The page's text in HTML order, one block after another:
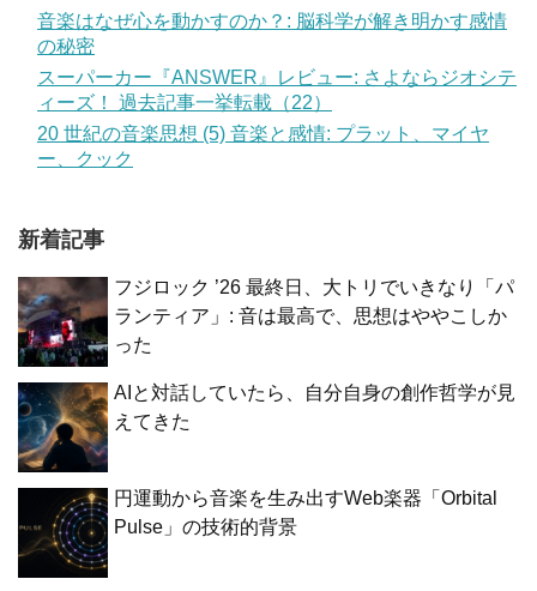
音楽はなぜ心を動かすのか？: 脳科学が解き明かす感情
の秘密
スーパーカー『ANSWER』レビュー: さよならジオシテ
ィーズ！ 過去記事一挙転載（22）
20 世紀の音楽思想 (5) 音楽と感情: プラット、マイヤ
ー、クック
新着記事
フジロック ’26 最終日、大トリでいきなり「パ
ランティア」: 音は最高で、思想はややこしか
った
AIと対話していたら、自分自身の創作哲学が見
えてきた
円運動から音楽を生み出すWeb楽器「Orbital
Pulse」の技術的背景